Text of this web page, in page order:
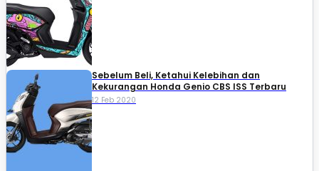
Sebelum Beli, Ketahui Kelebihan dan
Kekurangan Honda Genio CBS ISS Terbaru
12 Feb 2020